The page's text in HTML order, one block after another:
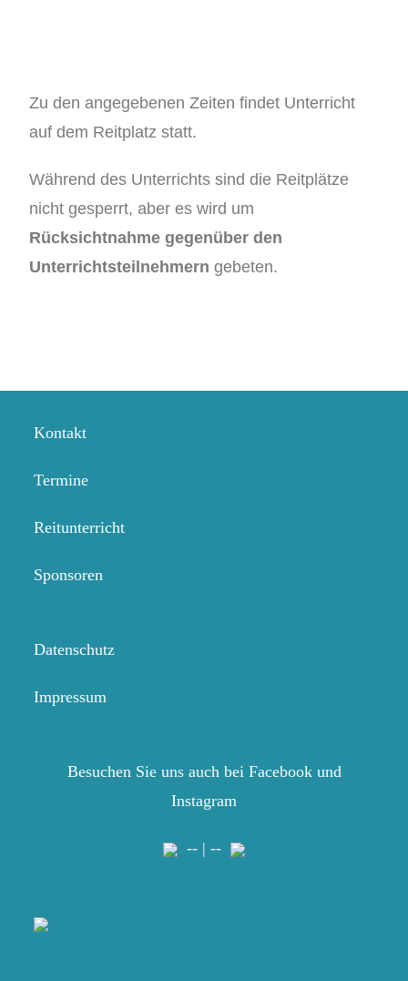
Zu den angegebenen Zeiten findet Unterricht
auf dem Reitplatz statt.
Während des Unterrichts sind die Reitplätze
nicht gesperrt, aber es wird um
Rücksichtnahme gegenüber den
Unterrichtsteilnehmern gebeten.
Kontakt
Termine
Reitunterricht
Sponsoren
Datenschutz
Impressum
Besuchen Sie uns auch bei Facebook und
Instagram
-- | --